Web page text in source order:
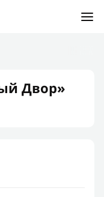
Двор»
и сообщим